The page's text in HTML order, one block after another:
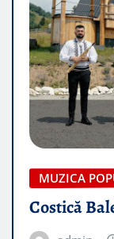
MUZICA
Costică